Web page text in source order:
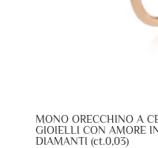
MONO ORECCHINO A
GIOIELLI CON AMORE
DIAMANTI (ct.0,03)